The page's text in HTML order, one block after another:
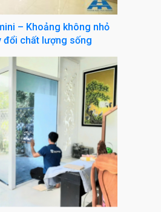
– Khoảng không nhỏ
đổi chất lượng sống